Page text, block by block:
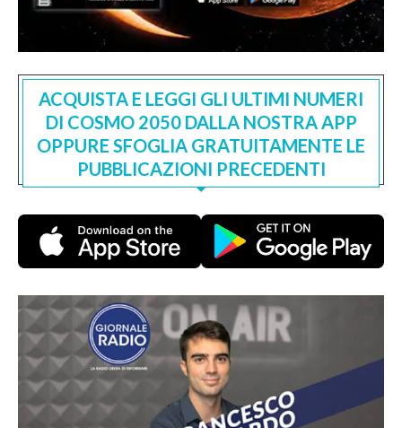
ACQUISTA E LEGGI GLI ULTIMI NUMERI
DI COSMO 2050 DALLA NOSTRA APP
OPPURE SFOGLIA GRATUITAMENTE LE
PUBBLICAZIONI PRECEDENTI